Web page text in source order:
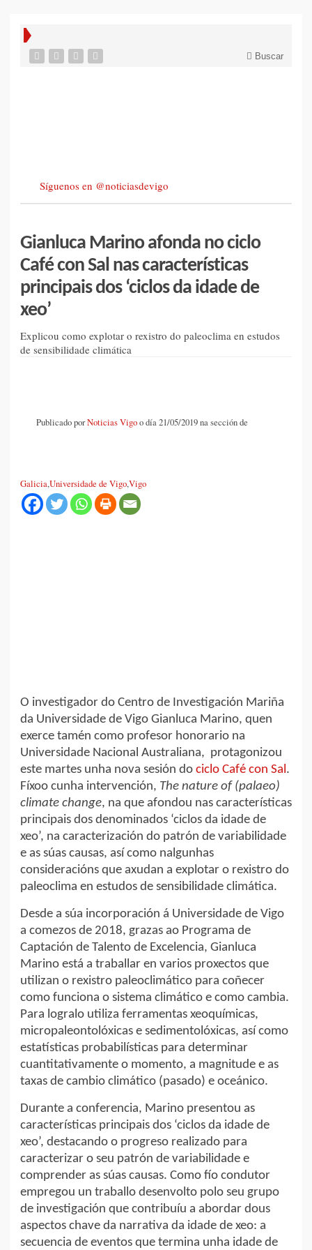
Buscar
Síguenos en @noticiasdevigo
Gianluca Marino afonda no ciclo
Café con Sal nas características
principais dos ‘ciclos da idade de
xeo’
Explicou como explotar o rexistro do paleoclima en estudos
de sensibilidade climática
Publicado porNoticias Vigoo día 21/05/2019 na sección de
Galicia,Universidade de Vigo,Vigo
O investigador do Centro de Investigación Mariña
da Universidade de Vigo Gianluca Marino, quen
exerce tamén como profesor honorario na
Universidade Nacional Australiana, protagonizou
este martes unha nova sesión do ciclo Café con Sal.
Fíxoo cunha intervención, The nature of (palaeo)
climate change, na que afondou nas características
principais dos denominados ‘ciclos da idade de
xeo’, na caracterización do patrón de variabilidade
e as súas causas, así como nalgunhas
consideracións que axudan a explotar o rexistro do
paleoclima en estudos de sensibilidade climática.
Desde a súa incorporación á Universidade de Vigo
a comezos de 2018, grazas ao Programa de
Captación de Talento de Excelencia, Gianluca
Marino está a traballar en varios proxectos que
utilizan o rexistro paleoclimático para coñecer
como funciona o sistema climático e como cambia.
Para logralo utiliza ferramentas xeoquímicas,
micropaleontolóxicas e sedimentolóxicas, así como
estatísticas probabilísticas para determinar
cuantitativamente o momento, a magnitude e as
taxas de cambio climático (pasado) e oceánico.
Durante a conferencia, Marino presentou as
características principais dos ‘ciclos da idade de
xeo’, destacando o progreso realizado para
caracterizar o seu patrón de variabilidade e
comprender as súas causas. Como fío condutor
empregou un traballo desenvolto polo seu grupo
de investigación que contribuíu a abordar dous
aspectos chave da narrativa da idade de xeo: a
secuencia de eventos que termina unha idade de